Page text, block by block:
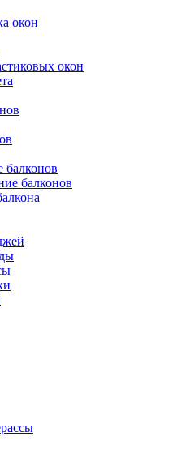
окон
окон
балконов
балконов